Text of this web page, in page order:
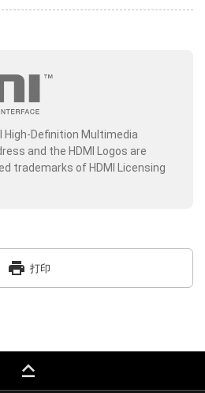
High-Definition Multimedia
and the HDMI Logos are
trademarks of HDMI Licensing
print 打印
keyboard_capslock